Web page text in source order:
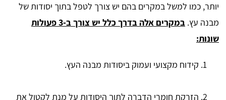
יותר, כמו למשל במקרים בהם יש צורך לטפל בתוך יסודות של
מבנה עץ.
במקרים אלה בדרך כלל יש צורך ב-3 פעולות
שונות:
קידוח מקצועי ועמוק ביסודות מבנה העץ.
הזרקת חומרי הדברה לתוך היסודות על מנת לקטול את